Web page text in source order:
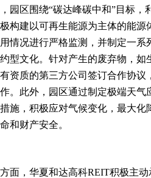
园区围绕“碳达峰碳中和”目标
构建以可再生能源为主体的能
情况进行严格监测，并制定一
型文化。针对产生的废弃物，
资质的第三方公司签订合作协
。此外，园区通过制定极端天
施，积极应对气候变化，最大
和财产安全。
面，华夏和达高科REIT积极主